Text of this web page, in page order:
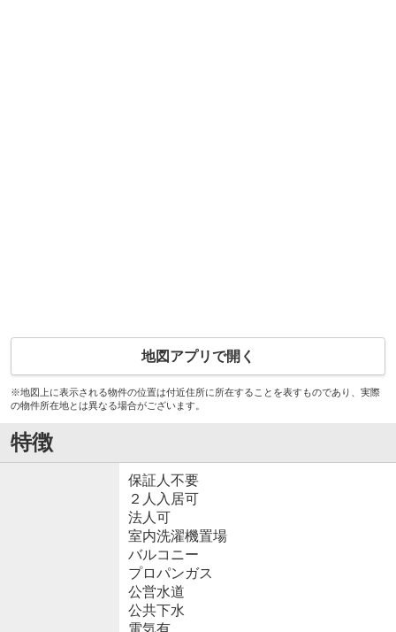
地図アプリで開く
※地図上に表示される物件の位置は付近住所に所在することを表すものであり、実際
の物件所在地とは異なる場合がございます。
特徴
保証人不要
２人入居可
法人可
室内洗濯機置場
バルコニー
プロパンガス
公営水道
公共下水
電気有